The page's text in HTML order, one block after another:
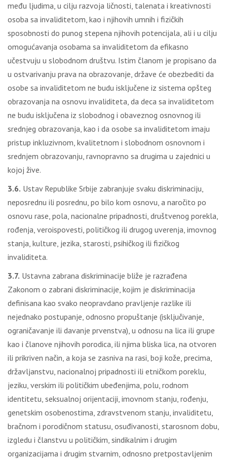
među ljudima, u cilju razvoja ličnosti, talenata i kreativnosti
osoba sa invaliditetom, kao i njihovih umnih i fizičkih
sposobnosti do punog stepena njihovih potencijala, ali i u cilju
omogućavanja osobama sa invaliditetom da efikasno
učestvuju u slobodnom društvu. Istim članom je propisano da
u ostvarivanju prava na obrazovanje, države će obezbediti da
osobe sa invaliditetom ne budu isključene iz sistema opšteg
obrazovanja na osnovu invaliditeta, da deca sa invaliditetom
ne budu isključena iz slobodnog i obaveznog osnovnog ili
srednjeg obrazovanja, kao i da osobe sa invaliditetom imaju
pristup inkluzivnom, kvalitetnom i slobodnom osnovnom i
srednjem obrazovanju, ravnopravno sa drugima u zajednici u
kojoj žive.
3.6. Ustav Republike Srbije zabranjuje svaku diskriminaciju,
neposrednu ili posrednu, po bilo kom osnovu, a naročito po
osnovu rase, pola, nacionalne pripadnosti, društvenog porekla,
rođenja, veroispovesti, političkog ili drugog uverenja, imovnog
stanja, kulture, jezika, starosti, psihičkog ili fizičkog
invaliditeta.
3.7. Ustavna zabrana diskriminacije bliže je razrađena
Zakonom o zabrani diskriminacije, kojim je diskriminacija
definisana kao svako neopravdano pravljenje razlike ili
nejednako postupanje, odnosno propuštanje (isključivanje,
ograničavanje ili davanje prvenstva), u odnosu na lica ili grupe
kao i članove njihovih porodica, ili njima bliska lica, na otvoren
ili prikriven način, a koja se zasniva na rasi, boji kože, precima,
državljanstvu, nacionalnoj pripadnosti ili etničkom poreklu,
jeziku, verskim ili političkim ubeđenjima, polu, rodnom
identitetu, seksualnoj orijentaciji, imovnom stanju, rođenju,
genetskim osobenostima, zdravstvenom stanju, invaliditetu,
bračnom i porodičnom statusu, osuđivanosti, starosnom dobu,
izgledu i članstvu u političkim, sindikalnim i drugim
organizacijama i drugim stvarnim, odnosno pretpostavljenim